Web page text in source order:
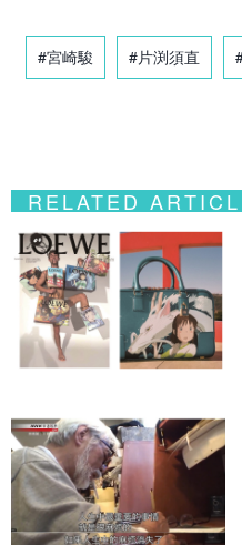
#宮崎駿 #片渕須直
RELATED